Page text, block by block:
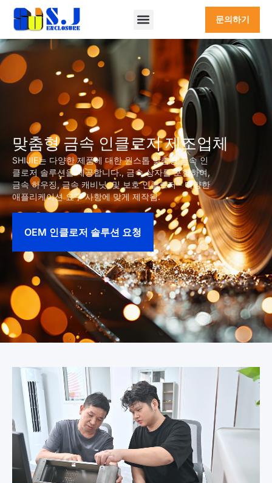
문의하기
맞춤형 금속 인클로저 제조업체
SHIJIE는 다양한 제품에 대한 원스톱 맞춤형 금속 인
클로저 솔루션을 제공합니다., 금속 상자를 포함하여,
금속 하우징, 금속 캐비닛, 및 보호 인클로저 - 다양한
애플리케이션 요구 사항에 맞게 제작됨.
OEM 인클로저 솔루션 요청